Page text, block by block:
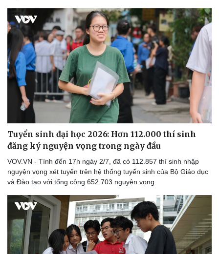
Tuyển sinh đại học 2026: Hơn 112.000 thí sinh
đăng ký nguyện vọng trong ngày đầu
VOV.VN - Tính đến 17h ngày 2/7, đã có 112.857 thí sinh nhập
nguyện vọng xét tuyển trên hệ thống tuyển sinh của Bộ Giáo dục
và Đào tạo với tổng cộng 652.703 nguyện vọng.